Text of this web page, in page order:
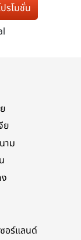
ลน์ 24 ชม.
รโมชั่น
ย
าม
อร์แลนด์